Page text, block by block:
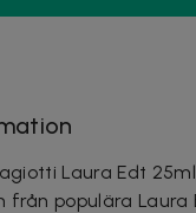
Laura Edt 25ml
från populära Laura